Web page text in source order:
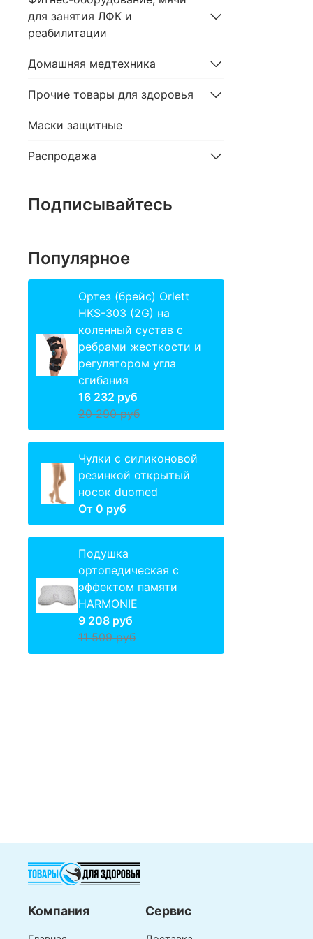
для занятия ЛФК и
реабилитации
Домашняя медтехника
Прочие товары для здоровья
Маски защитные
Распродажа
Подписывайтесь
Популярное
Ортез (брейс) Orlett
HKS-303 (2G) на
коленный сустав с
ребрами жесткости и
регулятором угла
сгибания
16 232 руб
20 290 руб
Чулки с силиконовой
резинкой открытый
носок duomed
От 0 руб
Подушка
ортопедическая с
эффектом памяти
HARMONIE
9 208 руб
11 509 руб
Компания Сервис